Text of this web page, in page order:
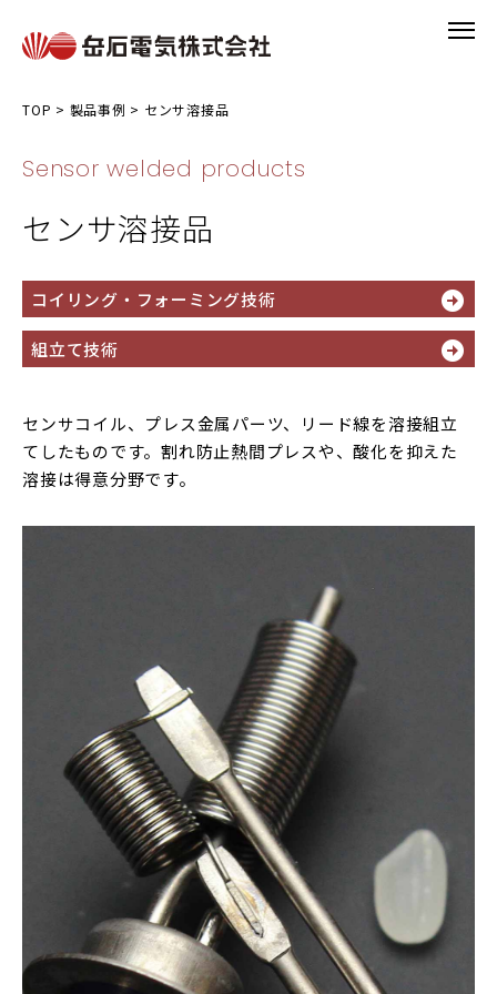
TOP > 製品事例 > センサ溶接品
Sensor welded products
センサ溶接品
コイリング・フォーミング技術
組立て技術
センサコイル、プレス金属パーツ、リード線を溶接組立
てしたものです。割れ防止熱間プレスや、酸化を抑えた
溶接は得意分野です。